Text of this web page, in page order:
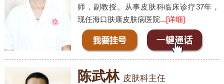
师，副教授。从事皮肤科临床诊疗37年，
现任海口肤康皮肤病医院...[详细]
陈武林 皮肤科主任